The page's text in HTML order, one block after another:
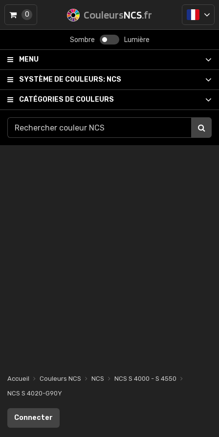
CouleursNCS.fr
Sombre Lumière
MENU
SYSTÈME DE COULEURS: NCS
CATÉGORIES DE COULEURS
0
Accueil Couleurs NCS NCS
NCS S 4000 - S 4550
NCS S 4020-G90Y
Connecter